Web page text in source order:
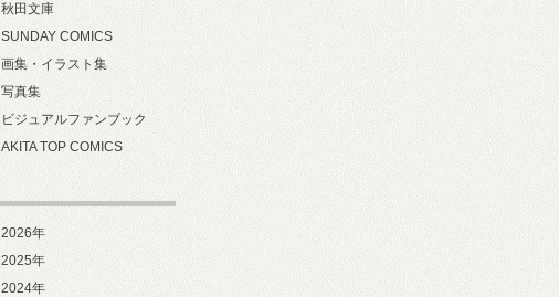
秋田文庫
SUNDAY COMICS
画集・イラスト集
写真集
ビジュアルファンブック
AKITA TOP COMICS
2026年
2025年
2024年